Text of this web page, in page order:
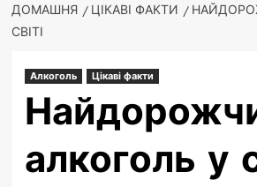
ДОМАШНЯ ЦІКАВІ ФАКТИ
СВІТІ
Алкоголь Цікаві факти
алкоголь у